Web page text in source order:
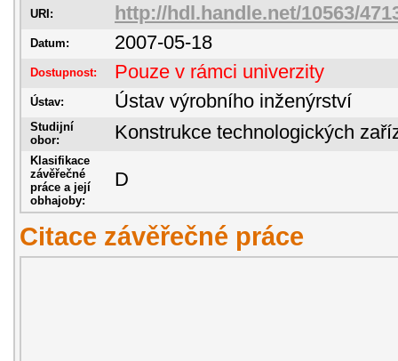
URI: http://hdl.handle.net/10563/
Datum: 2007-05-18
Dostupnost: Pouze v rámci univerzity
Ústav: Ústav výrobního inženýrství
Studijní
obor:
Konstrukce technologických
Klasifikace
závěřečné
práce a její
obhajoby:
D
Citace závěřečné práce